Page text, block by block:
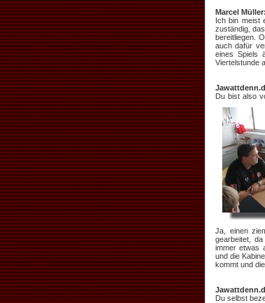
Marcel Müller:
Ich bin meist
zuständig,
bereitliegen.
auch dafür
eines Spiels
Viertelstunde
Du bist also
Ja, einen
gearbeitet,
immer etwas
und die
kommt und
Du selbst